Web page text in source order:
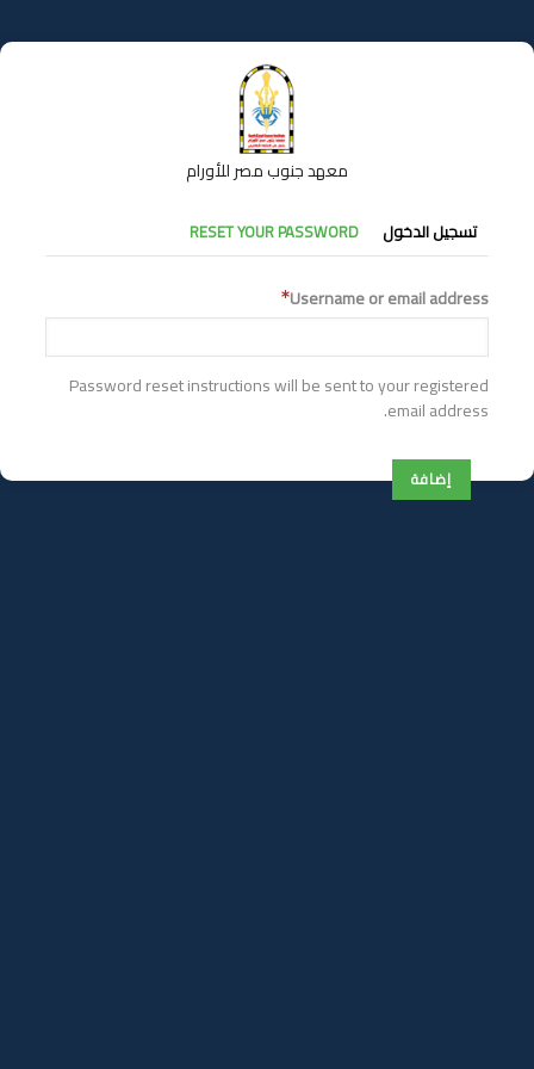
إلى
المحتوى
معهد جنوب مصر للأورام
التبويبات
الأساسية
تسجيل الدخول RESET YOUR PASSWORD
Username or email address
Password reset instructions will be sent to your registered
email address.